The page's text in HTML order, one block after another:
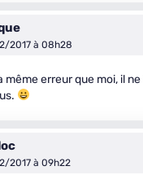
2017 à 08h28
même erreur que moi, il
2017 à 09h22